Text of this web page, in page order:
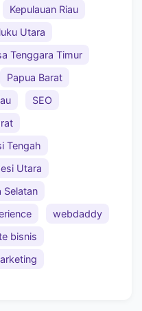
Kepulauan Riau
Utara
Tenggara Timur
Papua Barat
SEO
Tengah
Utara
Selatan
webdaddy
bisnis